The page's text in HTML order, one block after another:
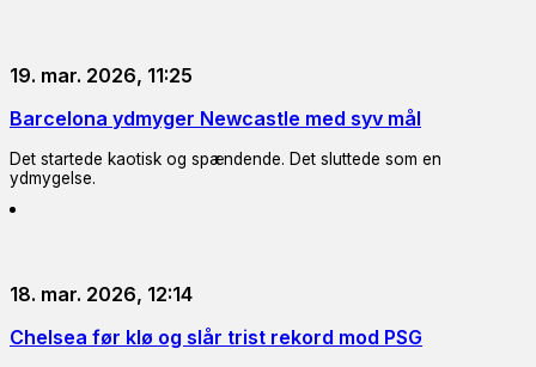
19. mar. 2026, 11:25
Barcelona ydmyger Newcastle med syv mål
Det startede kaotisk og spændende. Det sluttede som en
ydmygelse.
18. mar. 2026, 12:14
Chelsea før klø og slår trist rekord mod PSG